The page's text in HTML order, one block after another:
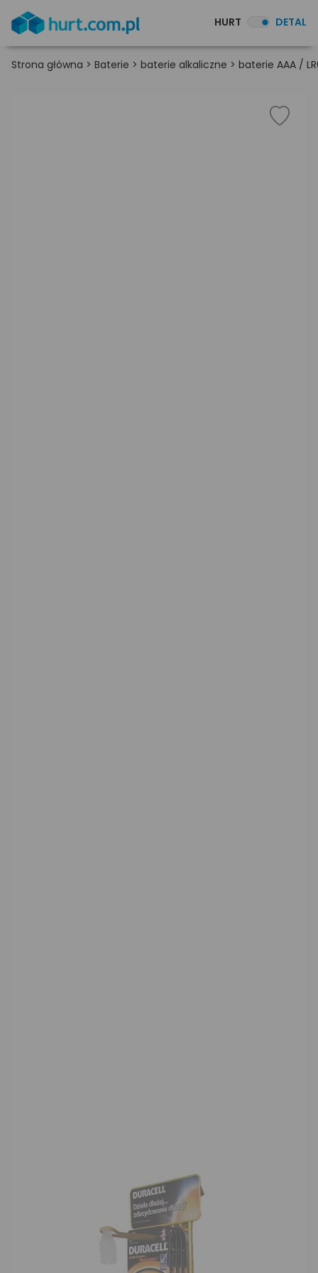
HURT DETAL
Strona główna > Baterie > baterie alkaliczne > baterie AAA /